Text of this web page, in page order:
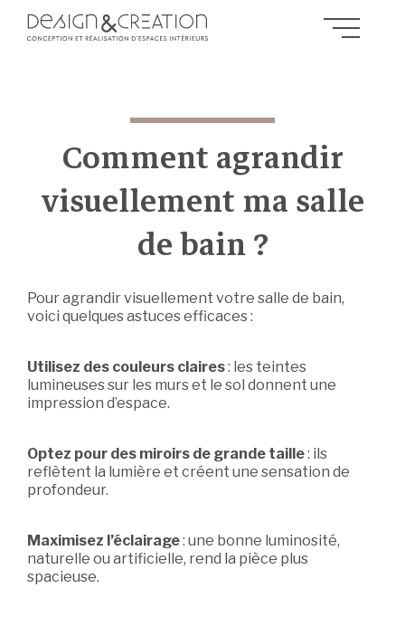
Comment agrandir
visuellement ma salle
de bain ?
Pour agrandir visuellement votre salle de bain,
voici quelques astuces efficaces :
Utilisez des couleurs claires: les teintes
lumineuses sur les murs et le sol donnent une
impression d’espace.
Optez pour des miroirs de grande taille: ils
reflètent la lumière et créent une sensation de
profondeur.
Maximisez l’éclairage: une bonne luminosité,
naturelle ou artificielle, rend la pièce plus
spacieuse.